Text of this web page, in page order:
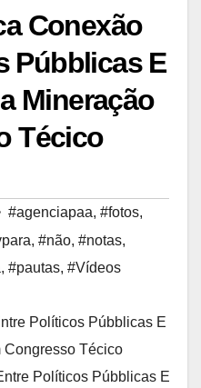
Conexão
Púbblicas E
Mineração
Técico
#agenciapaa, #fotos,
, #não, #notas,
, #pautas, #Vídeos
Políticos Púbblicas E